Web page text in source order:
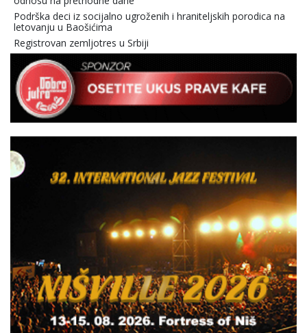
Podrška deci iz socijalno ugroženih i hraniteljskih porodica na
letovanju u Baošićima
Registrovan zemljotres u Srbiji